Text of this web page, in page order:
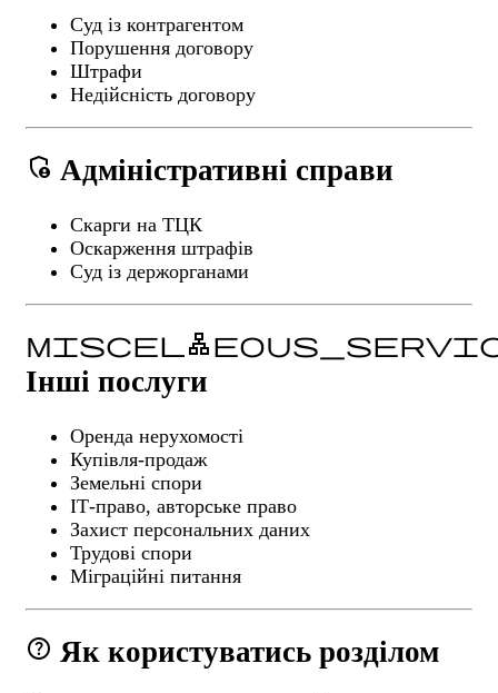
Суд із контрагентом
Порушення договору
Штрафи
Недійсність договору
admin_panel_settings Адміністративні справи
Скарги на ТЦК
Оскарження штрафів
Суд із держорганами
Інші послуги
Оренда нерухомості
Купівля-продаж
Земельні спори
ІТ-право, авторське право
Захист персональних даних
Трудові спори
Міграційні питання
help Як користуватись розділом